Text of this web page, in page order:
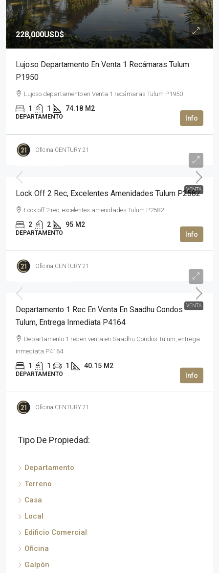
228,000USD$
Lujoso Departamento En Venta 1 Recámaras Tulum
P1950
Lujoso departamento en Venta 1 recámaras Tulum P1950
1 1 74.18 M2
DEPARTAMENTO
Oficina CENTURY 21
VENTA
Lock Off 2 Rec, Excelentes Amenidades Tulum P2582
Lock off 2 rec, excelentes amenidades Tulum P2582
2 2 95 M2
DEPARTAMENTO
Oficina CENTURY 21
VENTA
Departamento 1 Rec En Venta En Saadhu Condos
Tulum, Entrega Inmediata P4164
Departamento 1 rec en venta en Saadhu Condos Tulum, entrega
inmediata P4164
1 1 1 40.15 M2
DEPARTAMENTO
Oficina CENTURY 21
Tipo De Propiedad:
Departamento
Terreno
Casa
Local
Edificio Comercial
Oficina
Galpón